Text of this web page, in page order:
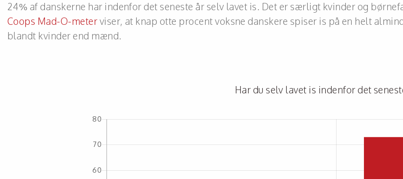
24% af danskerne har indenfor det seneste år selv lavet is. Det er særligt kvinder og
Coops Mad-O-meter viser, at knap otte procent voksne danskere spiser is på en helt
blandt kvinder end mænd.
Har du selv lavet is indenfor det